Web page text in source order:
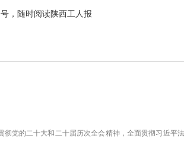
，随时阅读陕西工人报
党的二十大和二十届历次全会精神，全面贯彻习近平